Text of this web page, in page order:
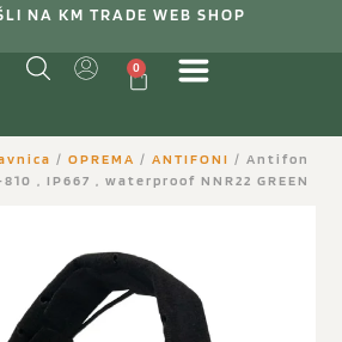
NA KM TRADE WEB SHOP
0
/ OPREMA / ANTIFONI / Antifon
810 , IP667 , waterproof NNR22 GREEN